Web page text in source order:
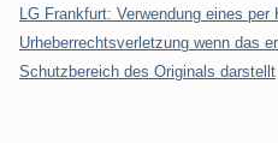
LG Frankfurt: Verwendung eines
Urheberrechtsverletzung wenn das
Schutzbereich des Originals darstellt